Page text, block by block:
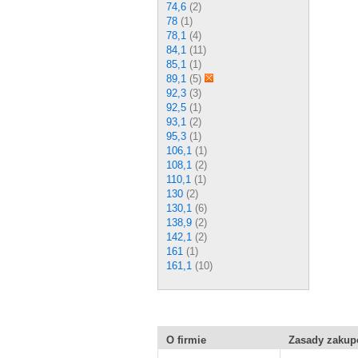
74,6 (2)
78 (1)
78,1 (4)
84,1 (11)
85,1 (1)
89,1 (5)
92,3 (3)
92,5 (1)
93,1 (2)
95,3 (1)
106,1 (1)
108,1 (2)
110,1 (1)
130 (2)
130,1 (6)
138,9 (2)
142,1 (2)
161 (1)
161,1 (10)
O firmie
Zasady